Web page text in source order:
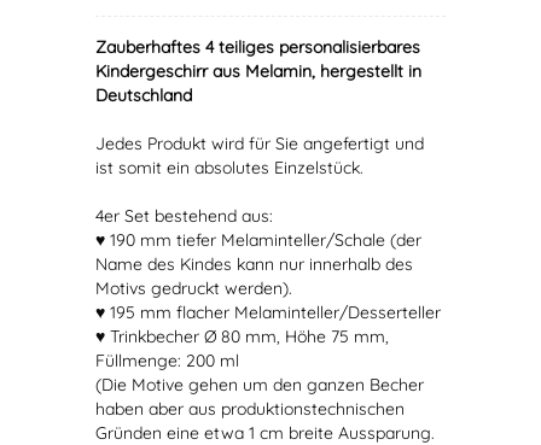
Zauberhaftes 4 teiliges personalisierbares
Kindergeschirr aus Melamin, hergestellt in
Deutschland
Jedes Produkt wird für Sie angefertigt und
ist somit ein absolutes Einzelstück.
4er Set bestehend aus:
♥ 190 mm tiefer Melaminteller/Schale (der
Name des Kindes kann nur innerhalb des
Motivs gedruckt werden).
♥ 195 mm flacher Melaminteller/Desserteller
♥ Trinkbecher Ø 80 mm, Höhe 75 mm,
Füllmenge: 200 ml
(Die Motive gehen um den ganzen Becher
haben aber aus produktionstechnischen
Gründen eine etwa 1 cm breite Aussparung.